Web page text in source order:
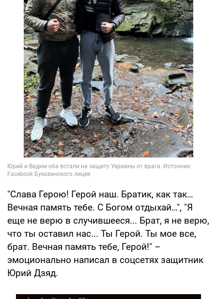
"Слава Герою! Герой наш. Братик, как так…
Вечная память тебе. С Богом отдыхай…", "Я
еще не верю в случившееся... Брат, я не верю,
что ты оставил нас... Ты Герой. Ты мое все,
брат. Вечная память тебе, Герой!" –
эмоционально написал в соцсетях защитник
Юрий Дзяд.